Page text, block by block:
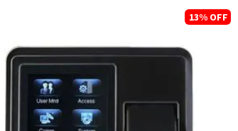
13% OFF